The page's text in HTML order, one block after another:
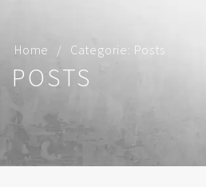
Home Categorie: Posts
POSTS